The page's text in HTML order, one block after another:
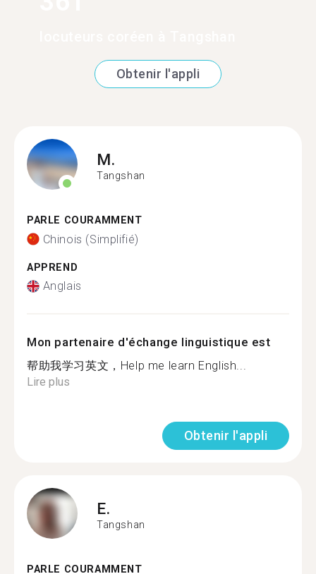
Obtenir l'appli
M.
Tangshan
PARLE COURAMMENT
Chinois (Simplifié)
APPREND
Anglais
Mon partenaire d'échange linguistique est
帮助我学习英文，Help me learn English...
Lire plus
Obtenir l'appli
E.
Tangshan
PARLE COURAMMENT